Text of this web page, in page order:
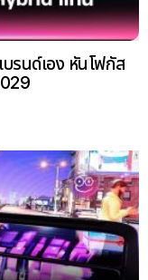
รนด์เอง หันโฟกัส